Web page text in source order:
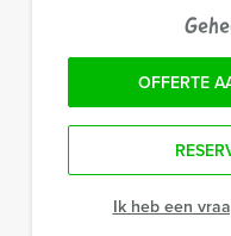
OFFERTE
Ik heb een